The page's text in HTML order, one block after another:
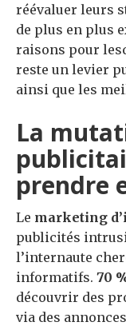
réévaluer leurs
de plus en plus
raisons pour
reste un levier
ainsi que les
La
prendre
Le marketing
publicités
l’internaute
informatifs. 70
découvrir des
via des